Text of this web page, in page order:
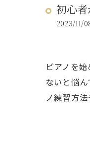
初心
2023/11/
ピアノを
ないと悩
ノ練習方